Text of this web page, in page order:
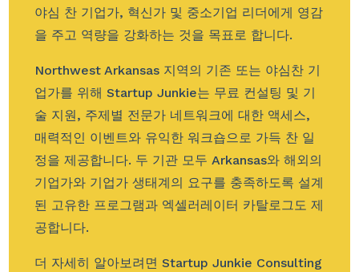
야심 찬 기업가, 혁신가 및 중소기업 리더에게 영감
을 주고 역량을 강화하는 것을 목표로 합니다.
Northwest Arkansas 지역의 기존 또는 야심찬 기
업가를 위해 Startup Junkie는 무료 컨설팅 및 기
술 지원, 주제별 전문가 네트워크에 대한 액세스,
매력적인 이벤트와 유익한 워크숍으로 가득 찬 일
정을 제공합니다. 두 기관 모두 Arkansas와 해외의
기업가와 기업가 생태계의 요구를 충족하도록 설계
된 고유한 프로그램과 엑셀러레이터 카탈로그도 제
공합니다.
더 자세히 알아보려면Startup Junkie Consulting